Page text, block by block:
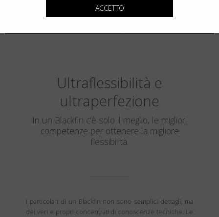
Ultraflessibilità e
ultraperfezione
In un Blackfin c’è solo il meglio, le migliori
competenze per ottenere la migliore
flessibilità.
I particolari di un Blackfin non sono semplici dettagli, ma
dei veri e propri concentrati di conoscenze tecniche. Le
ACCETTO